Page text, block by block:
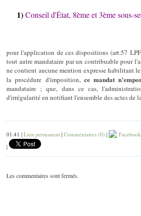
1) Conseil d'État, 8ème et 3ème sous-
pour l'application de ces dispositions (art.57
tout autre mandataire par un contribuable pour
ne contient aucune mention expresse habilitant
la procédure d'imposition, ce mandat
mandataire ; que, dans ce cas,
d'irrégularité en notifiant l'ensemble des actes de
01:41 | Lien permanent | Commentaires (0) | Facebook
|
Les commentaires sont fermés.